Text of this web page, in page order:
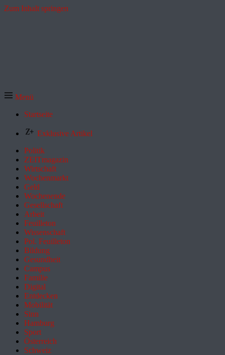
Zum Inhalt springen
Menü
Startseite
Exklusive Artikel
Politik
ZEITmagazin
Wirtschaft
Wochenmarkt
Geld
Wochenende
Gesellschaft
Arbeit
Feuilleton
Wissenschaft
Pol. Feuilleton
Bildung
Gesundheit
Campus
Familie
Digital
Entdecken
Mobilität
Sinn
Hamburg
Sport
Österreich
Schweiz